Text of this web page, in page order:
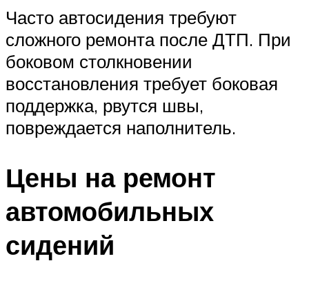
Часто автосидения требуют
сложного ремонта после ДТП. При
боковом столкновении
восстановления требует боковая
поддержка, рвутся швы,
повреждается наполнитель.
Цены на ремонт
автомобильных
сидений